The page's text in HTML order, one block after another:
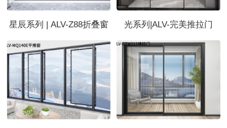
星辰系列 | ALV-Z88折叠窗 光系列|ALV-完美推拉门